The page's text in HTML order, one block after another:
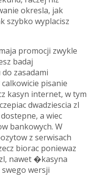
okresla, jak
szybko wyplacisz
promocji zwykle
badaj
zasadami
pisanie
kasyn internet, w tym
dwadziescia zl
a wiec
bankowych. W
z serwisach
biorac poniewaz
nawet �kasyna
wersji